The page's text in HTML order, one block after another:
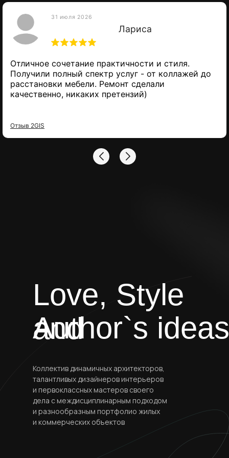
31 июля 2026
Лариса
Отличное сочетание практичности и стиля.
Получили полный спектр услуг - от коллажей до
расстановки мебели. Ремонт сделали
качественно, никаких претензий)
Отзыв 2GIS
Коллектив динамичных архитекторов,
талантливых дизайнеров интерьеров
и первоклассных мастеров своего
дела с междисциплинарным подходом
и разнообразным портфолио жилых
и коммерческих объектов
Love, Style
and
Author`s ideas